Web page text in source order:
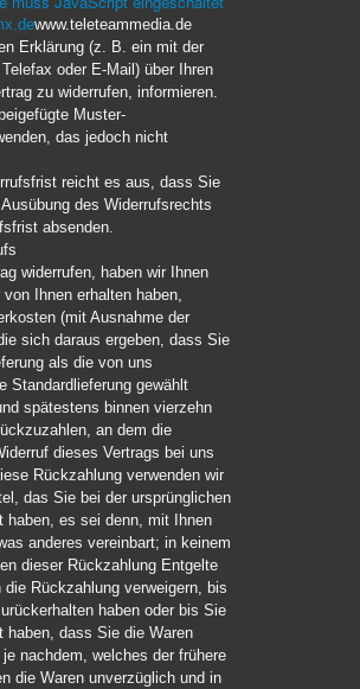
www.teleteammedia.de
Erklärung (z. B. ein mit der
oder E-Mail) über Ihren
zu widerrufen, informieren.
Muster-
das jedoch nicht
reicht es aus, dass Sie
des Widerrufsrechts
absenden.
widerrufen, haben wir Ihnen
Ihnen erhalten haben,
(mit Ausnahme der
sich daraus ergeben, dass Sie
als die von uns
Standardlieferung gewählt
spätestens binnen vierzehn
an dem die
dieses Vertrags bei uns
Rückzahlung verwenden wir
das Sie bei der ursprünglichen
haben, es sei denn, mit Ihnen
anderes vereinbart; in keinem
dieser Rückzahlung Entgelte
die Rückzahlung verweigern, bis
haben oder bis Sie
haben, dass Sie die Waren
nachdem, welches der frühere
die Waren unverzüglich und in